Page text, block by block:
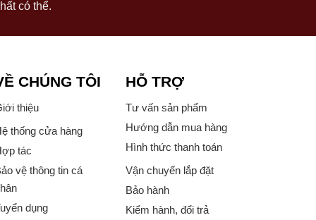
có thể.
CHÚNG TÔI
thiệu
thống cửa hàng
tác
vệ thông tin cá
dụng
HỖ TRỢ
Tư vấn sản phẩm
Hướng dẫn mua hàng
Hình thức thanh toán
Vận chuyển lắp đặt
Bảo hành
Kiểm hành, đổi trả